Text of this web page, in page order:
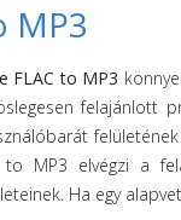
MP3
FLAC to MP3
felajánlott
to MP3 elvégzi a
Ha egy